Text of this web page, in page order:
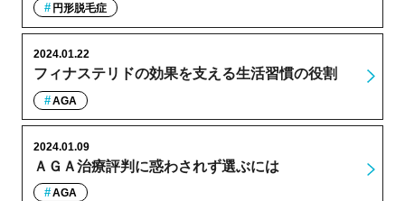
円形脱毛症
フィナステリドの効果を支える生活習慣の役割
2024.01.22
AGA
ＡＧＡ治療評判に惑わされず選ぶには
2024.01.09
AGA